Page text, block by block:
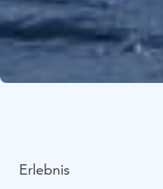
Erlebnis